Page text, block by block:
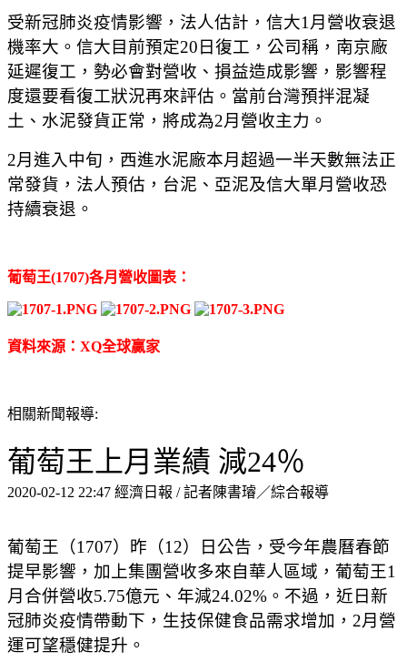
受新冠肺炎疫情影響，法人估計，信大1月營收衰退
機率大。信大目前預定20日復工，公司稱，南京廠
延遲復工，勢必會對營收、損益造成影響，影響程
度還要看復工狀況再來評估。當前台灣預拌混凝
土、水泥發貨正常，將成為2月營收主力。
2月進入中旬，西進水泥廠本月超過一半天數無法正
常發貨，法人預估，台泥、亞泥及信大單月營收恐
持續衰退。
葡萄王(1707)各月營收圖表：
資料來源：XQ全球贏家
相關新聞報導:
葡萄王上月業績 減24％
2020-02-12 22:47 經濟日報 / 記者陳書璿／綜合報導
葡萄王（1707）昨（12）日公告，受今年農曆春節
提早影響，加上集團營收多來自華人區域，葡萄王1
月合併營收5.75億元、年減24.02%。不過，近日新
冠肺炎疫情帶動下，生技保健食品需求增加，2月營
運可望穩健提升。